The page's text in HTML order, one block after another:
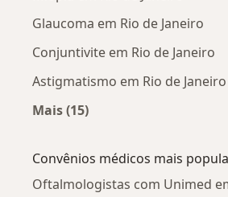
Glaucoma em Rio de Janeiro
Conjuntivite em Rio de Janeiro
Astigmatismo em Rio de Janeiro
Mais (15)
Convênios médicos mais
Oftalmologistas com Unimed